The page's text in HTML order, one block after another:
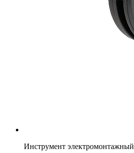
Инструмент электромонтажный